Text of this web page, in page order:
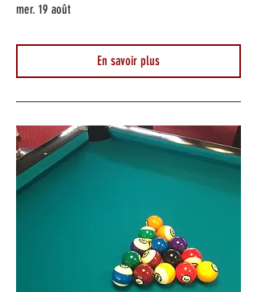
mer. 19 août
En savoir plus